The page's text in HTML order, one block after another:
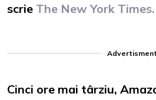
scrie The New York Times.
Advertisment
Cinci ore mai târziu,